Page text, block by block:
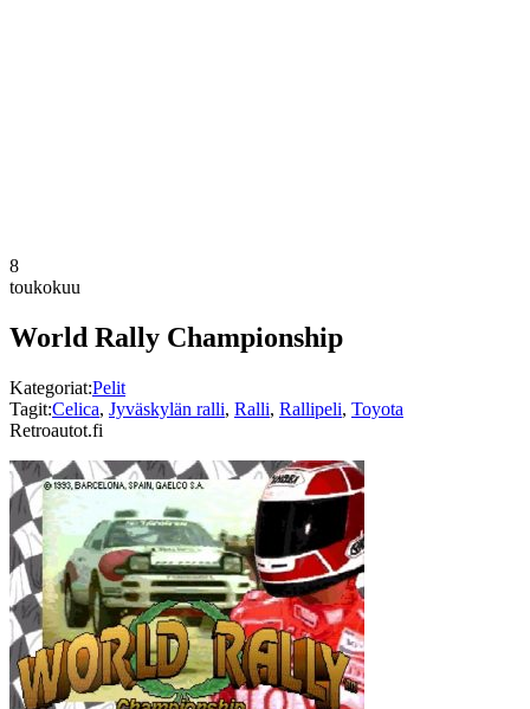
8
toukokuu
World Rally Championship
Kategoriat:Pelit
Tagit:Celica, Jyväskylän ralli, Ralli, Rallipeli, Toyota
Retroautot.fi